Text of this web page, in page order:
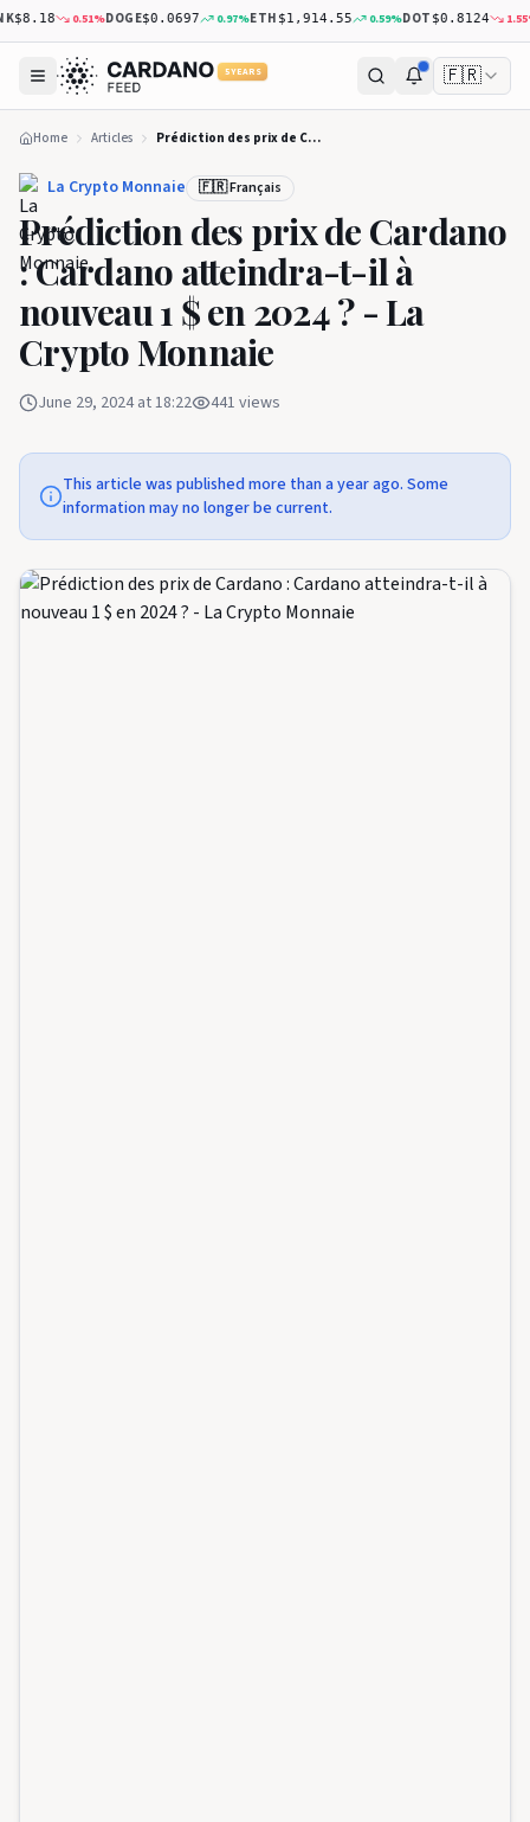
$8.18 0.51%DOGE$0.0697 0.97%ETH$1,914.55 0.59%DOT$0.8124 1.55%
5 YEARS 🇫🇷
Home Articles Prédiction des prix de Cardano : Cardano atteindra-t-il à nouveau 1 $ en 2024 ? - La Crypto Monnaie
La Crypto Monnaie 🇫🇷 Français
Prédiction des prix de Cardano
: Cardano atteindra-t-il à
nouveau 1 $ en 2024 ? - La
Crypto Monnaie
June 29, 2024 at 18:22 441 views
This article was published more than a year ago. Some
information may no longer be current.